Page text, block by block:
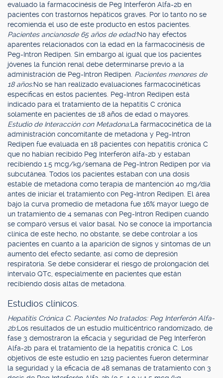
evaluado la farmacocinésis de Peg Interferón Alfa-2b en
pacientes con trastornos hepáticos graves. Por lo tanto no se
recomienda el uso de este producto en estos pacientes.
Pacientes ancianosde 65 años de edad:No hay efectos
aparentes relacionados con la edad en la farmacocinésis de
Peg-Intron Redipen. Sin embargo al igual que los pacientes
jóvenes la función renal debe determinarse previo a la
administración de Peg-Intron Redipen. Pacientes menores de
18 años:No se han realizado evaluaciones farmacocinéticas
específicas en estos pacientes. Peg-Intron Redipen está
indicado para el tratamiento de la hepatitis C crónica
solamente en pacientes de 18 años de edad o mayores.
Estudio de Interacción con Metadona:La farmacocinética de la
administración concomitante de metadona y Peg-Intron
Redipen fue evaluada en 18 pacientes con hepatitis crónica C
que no habían recibido Peg Interferón alfa-2b y estaban
recibiendo 1.5 mcg/kg/semana de Peg-Intron Redipen por vía
subcutánea. Todos los pacientes estaban con una dosis
estable de metadona como terapia de mantención 40 mg/día
antes de iniciar el tratamiento con Peg-Intron Redipen. El área
bajo la curva promedio de metadona fue 16% mayor luego de
un tratamiento de 4 semanas con Peg-Intron Redipen cuando
se comparó versus el valor basal. No se conoce la importancia
clínica de este hecho, no obstante, se debe controlar a los
pacientes en cuanto a la aparición de signos y síntomas de un
aumento del efecto sedante, así como de depresión
respiratoria. Se debe considerar el riesgo de prolongación del
intervalo QTc, especialmente en pacientes que están
recibiendo dosis altas de metadona.
Estudios clínicos.
Hepatitis Crónica C. Pacientes No tratados: Peg Interferón Alfa-
2b:Los resultados de un estudio multicéntrico randomizado, de
fase 3 demostraron la eficacia y seguridad de Peg Interferón
Alfa-2b para el tratamiento de la hepatitis crónica C. Los
objetivos de este estudio en 1219 pacientes fueron determinar
la seguridad y la eficacia de 48 semanas de tratamiento con 3